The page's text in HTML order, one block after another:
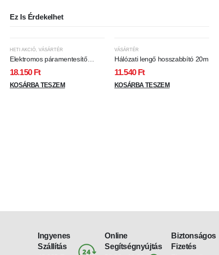
Ez Is Érdekelhet
HETI AKCIÓ VÁSÁRTÉR
Elektromos páramentesítő
készülék - 230V, 750 ml
18.150 Ft
KOSÁRBA TESZEM
VÁSÁRTÉR
Hálózati lengő hosszabbító 20m
11.540 Ft
KOSÁRBA TESZEM
Ingyenes
Szállítás
Online
Segítségnyújtás
Biztonságos
Fizetés